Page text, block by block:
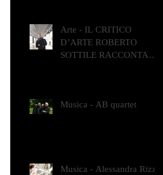
Arte - IL CRITICO
D’ARTE ROBERTO
SOTTILE RACCONTA
Musica - AB quartet
Musica - Alessandra Rizzo